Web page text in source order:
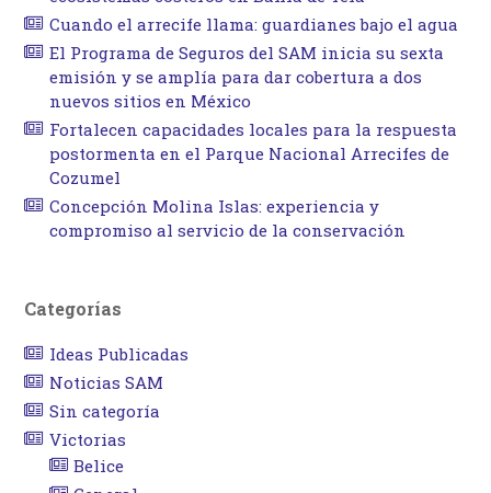
Cuando el arrecife llama: guardianes bajo el agua
El Programa de Seguros del SAM inicia su sexta
emisión y se amplía para dar cobertura a dos
nuevos sitios en México
Fortalecen capacidades locales para la respuesta
postormenta en el Parque Nacional Arrecifes de
Cozumel
Concepción Molina Islas: experiencia y
compromiso al servicio de la conservación
Categorías
Ideas Publicadas
Noticias SAM
Sin categoría
Victorias
Belice